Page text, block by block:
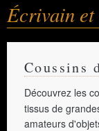
Écrivain
Coussins
Découvrez les
tissus de
amateurs